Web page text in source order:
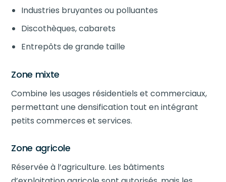
Industries bruyantes ou polluantes
Discothèques, cabarets
Entrepôts de grande taille
Zone mixte
Combine les usages résidentiels et commerciaux,
permettant une densification tout en intégrant
petits commerces et services.
Zone agricole
Réservée à l’agriculture. Les bâtiments